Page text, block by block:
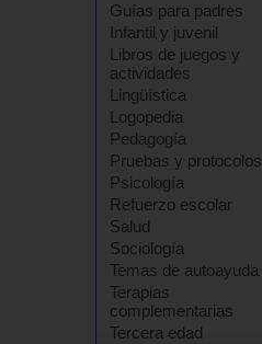
Guías para padres
Infantil y juvenil
Libros de juegos y
actividades
Lingüística
Logopedia
Pedagogía
Pruebas y protocolos
Psicología
Refuerzo escolar
Salud
Sociología
Temas de autoayuda
Terapias
complementarias
Tercera edad